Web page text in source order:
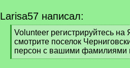
Larisa57 написал:
[
q
]
Volunteer регистрируйтесь на
смотрите поселок
персон с вашими фамилиями
[